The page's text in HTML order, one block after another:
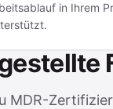
in Ihrem
MDR-